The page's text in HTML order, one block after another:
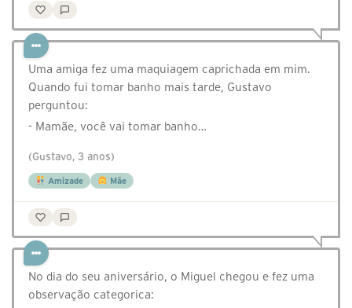
Uma amiga fez uma maquiagem caprichada em mim.
Quando fui tomar banho mais tarde, Gustavo
perguntou:
- Mamãe, você vai tomar banho…
(Gustavo, 3 anos)
Amizade Mãe
No dia do seu aniversário, o Miguel chegou e fez uma
observação categorica: